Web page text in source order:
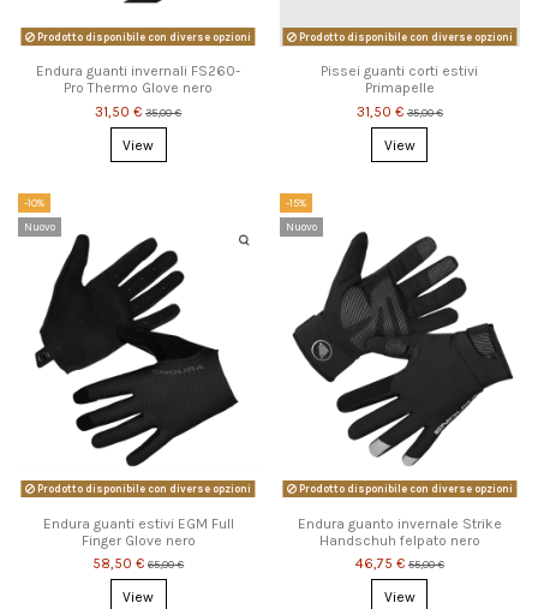
Prodotto disponibile con diverse opzioni
Endura guanti invernali FS260-
Pro Thermo Glove nero
31,50 € 35,00 €
View
Prodotto disponibile con diverse opzioni
Pissei guanti corti estivi
Primapelle
31,50 € 35,00 €
View
-10%
Nuovo
Prodotto disponibile con diverse opzioni
Endura guanti estivi EGM Full
Finger Glove nero
58,50 € 65,00 €
View
-15%
Nuovo
Prodotto disponibile con diverse opzioni
Endura guanto invernale Strike
Handschuh felpato nero
46,75 € 55,00 €
View